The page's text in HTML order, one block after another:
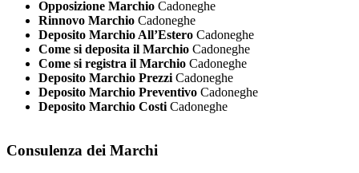
Opposizione Marchio Cadoneghe
Rinnovo Marchio Cadoneghe
Deposito Marchio All’Estero Cadoneghe
Come si deposita il Marchio Cadoneghe
Come si registra il Marchio Cadoneghe
Deposito Marchio Prezzi Cadoneghe
Deposito Marchio Preventivo Cadoneghe
Deposito Marchio Costi Cadoneghe
Consulenza dei Marchi